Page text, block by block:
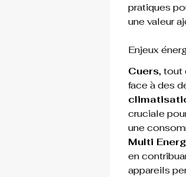
pratiques
une valeur
Enjeux
Cuers, tout
face à des
cruciale
une
Multi
en
appareils